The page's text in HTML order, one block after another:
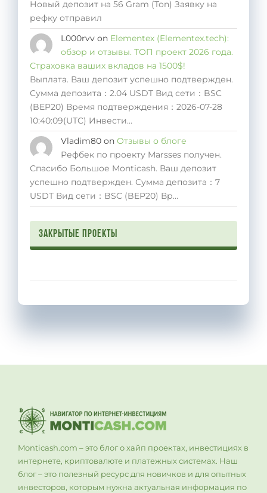
Новый депозит на 56 Gram (Ton) Заявку на
рефку отправил
L000rvv on Elementex (Elementex.tech):
обзор и отзывы. ТОП проект 2026 года.
Страховка ваших вкладов на 1500$!
Выплата. Ваш депозит успешно подтвержден.
Сумма депозита：2.04 USDT Вид сети：BSC
(BEP20) Время подтверждения：2026-07-28
10:40:09(UTC) Инвести…
Vladim80 on Отзывы о блоге
Рефбек по проекту Marsses получен.
Спасибо Большое Monticash. Ваш депозит
успешно подтвержден. Сумма депозита：7
USDT Вид сети：BSC (BEP20) Вр…
Закрытые проекты
Monticash.com – это блог о хайп проектах, инвестициях в
интернете, криптовалюте и платежных системах. Наш
блог – это полезный ресурс для новичков и для опытных
инвесторов, которым нужна актуальная информация по